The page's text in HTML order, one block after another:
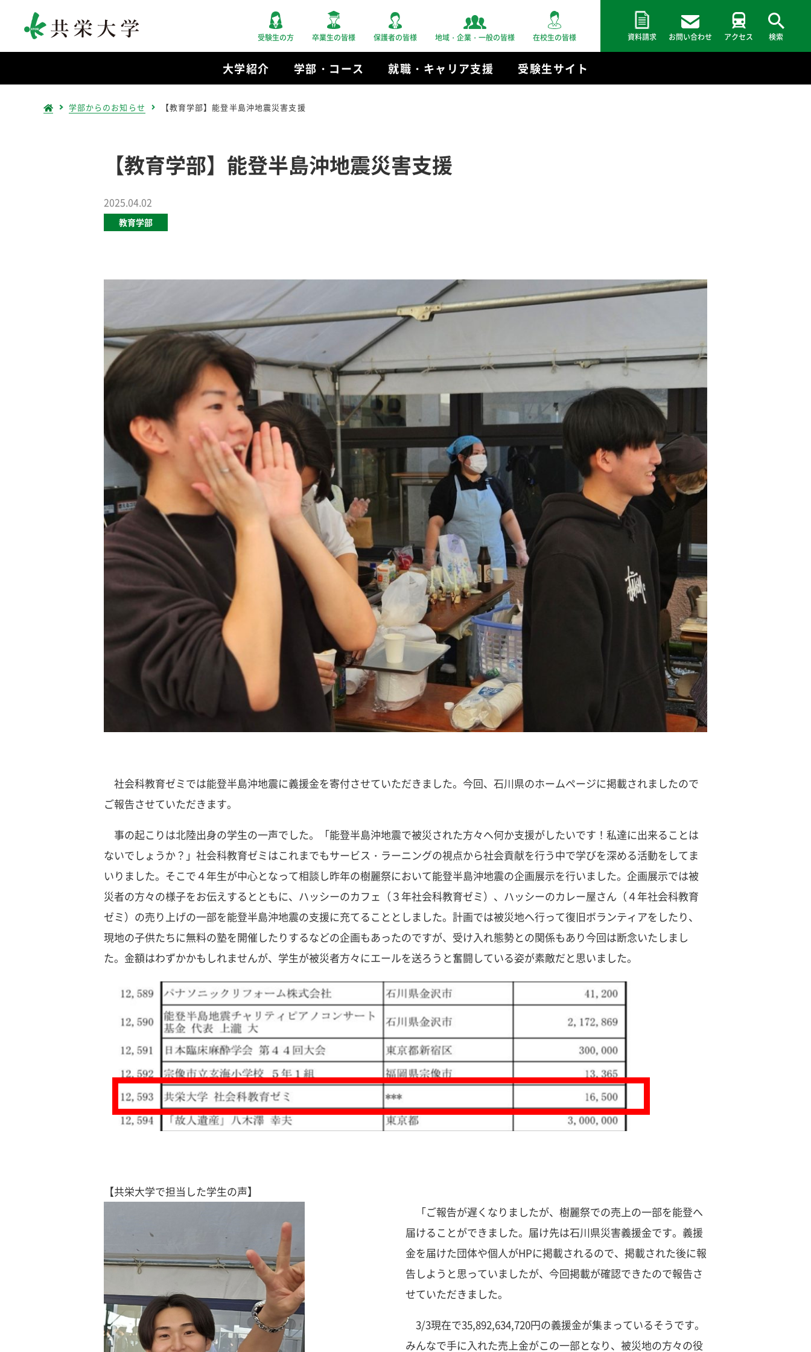
受験生の方 卒業生の皆様 保護者の皆様 地域・企業・一般の皆様 在校生の皆様 資料請求 お問い合わせ アクセス 検索
大学紹介 学部・コース 就職・キャリア支援 受験生サイト
学部からのお知らせ 【教育学部】能登半島沖地震災害支援
【教育学部】能登半島沖地震災害支援
2025.04.02
教育学部
社会科教育ゼミでは能登半島沖地震に義援金を寄付させていただきました。今回、石川県のホームページに掲載されましたので
ご報告させていただきます。
事の起こりは北陸出身の学生の一声でした。「能登半島沖地震で被災された方々へ何か支援がしたいです！私達に出来ることは
ないでしょうか？」社会科教育ゼミはこれまでもサービス・ラーニングの視点から社会貢献を行う中で学びを深める活動をしてま
いりました。そこで４年生が中心となって相談し昨年の樹麗祭において能登半島沖地震の企画展示を行いました。企画展示では被
災者の方々の様子をお伝えするとともに、ハッシーのカフェ（３年社会科教育ゼミ）、ハッシーのカレー屋さん（４年社会科教育
ゼミ）の売り上げの一部を能登半島沖地震の支援に充てることとしました。計画では被災地へ行って復旧ボランティアをしたり、
現地の子供たちに無料の塾を開催したりするなどの企画もあったのですが、受け入れ態勢との関係もあり今回は断念いたしまし
た。金額はわずかかもしれませんが、学生が被災者方々にエールを送ろうと奮闘している姿が素敵だと思いました。
【共栄大学で担当した学生の声】
「ご報告が遅くなりましたが、樹麗祭での売上の一部を能登へ
届けることができました。届け先は石川県災害義援金です。義援
金を届けた団体や個人がHPに掲載されるので、掲載された後に報
告しようと思っていましたが、今回掲載が確認できたので報告さ
せていただきました。
3/3現在で35,892,634,720円の義援金が集まっているそうです。
みんなで手に入れた売上金がこの一部となり、被災地の方々の役